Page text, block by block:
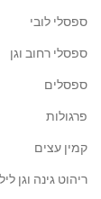
ספסלי לובי
ספסלי רחוב וגן
ספסלים
פרגולות
קמין עצים
ריהוט גינה וגן